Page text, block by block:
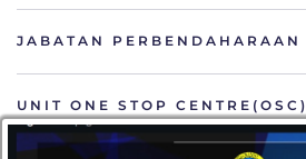
JABATAN PERBENDAHARAAN
UNIT ONE STOP CENTRE(OSC)